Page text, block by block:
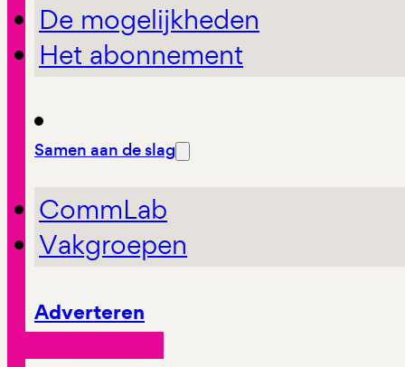
De mogelijkheden
Het abonnement
Samen aan de slag
CommLab
Vakgroepen
Adverteren